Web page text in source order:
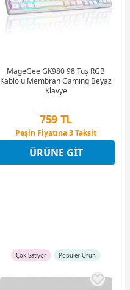
MageGee GK980 98 Tuş RGB
Kablolu Membran Gaming Beyaz
Klavye
759 TL
Peşin Fiyatına 3 Taksit
12 Ay x 89 TL taksitle
Peşin Fiyatına 3 Taksit
ÜRÜNE GIT
Çok Satıyor Popüler Ürün